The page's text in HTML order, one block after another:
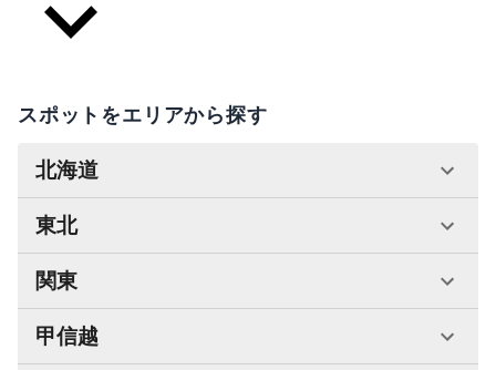
スポットをエリアから探す
北海道
東北
関東
甲信越